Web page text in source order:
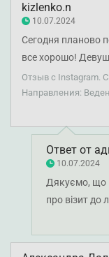
kizlenko.n
10.07.2024
Сегодня планово
все хорошо!
гинеколога, то
Масловой
Отзыв с Instagram.
Направления:
Ответ от
10.07.2024
Дякуємо, що
про візит до